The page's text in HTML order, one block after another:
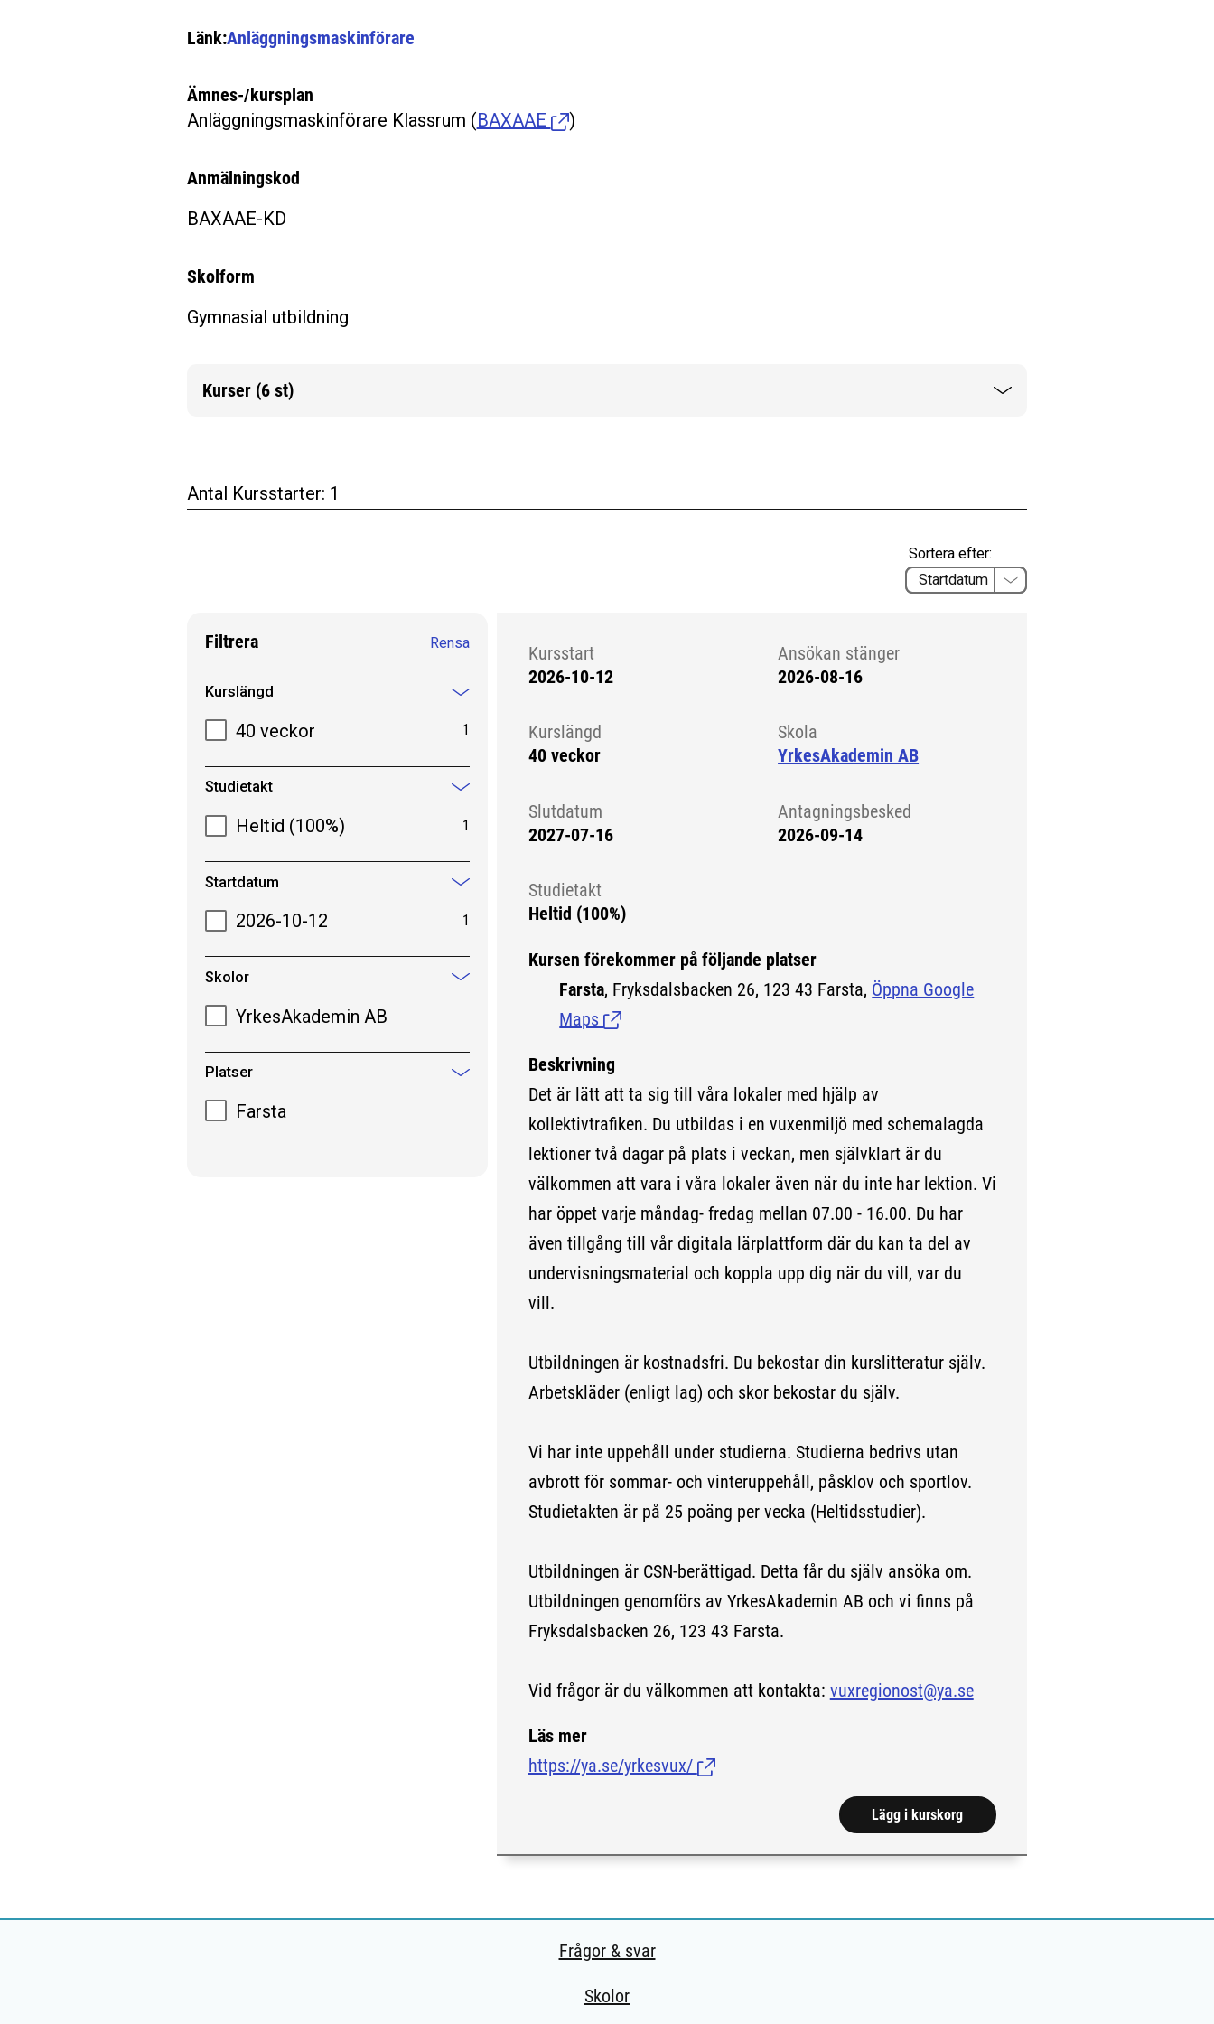
Länk:Anläggningsmaskinförare
Ämnes-/kursplan
Anläggningsmaskinförare Klassrum (BAXAAE )
Anmälningskod
BAXAAE-KD
Skolform
Gymnasial utbildning
Kurser (6 st)
Mer information
Antal Kursstarter: 1
Sortera efter:
Filtrera Rensa
Filtrera sökresultat
Kurslängd
40 veckor
1
Studietakt
Mindre information
Heltid (100%)
1
Startdatum
Mindre information
2026-10-12
1
Skolor
Mindre information
YrkesAkademin AB
Platser
Mindre information
Farsta
Kursstart
2026-10-12
Ansökan stänger
2026-08-16
Kurslängd
40 veckor
Skola
YrkesAkademin AB
Slutdatum
2027-07-16
Antagningsbesked
2026-09-14
Studietakt
Heltid (100%)
Kursen förekommer på följande platser
Farsta, Fryksdalsbacken 26, 123 43 Farsta, Öppna Google
Maps(Länk till extern sida.)
Beskrivning
Det är lätt att ta sig till våra lokaler med hjälp av
kollektivtrafiken. Du utbildas i en vuxenmiljö med schemalagda
lektioner två dagar på plats i veckan, men självklart är du
välkommen att vara i våra lokaler även när du inte har lektion. Vi
har öppet varje måndag- fredag mellan 07.00 - 16.00. Du har
även tillgång till vår digitala lärplattform där du kan ta del av
undervisningsmaterial och koppla upp dig när du vill, var du
vill.
Utbildningen är kostnadsfri. Du bekostar din kurslitteratur själv.
Arbetskläder (enligt lag) och skor bekostar du själv.
Vi har inte uppehåll under studierna. Studierna bedrivs utan
avbrott för sommar- och vinteruppehåll, påsklov och sportlov.
Studietakten är på 25 poäng per vecka (Heltidsstudier).
Utbildningen är CSN-berättigad. Detta får du själv ansöka om.
Utbildningen genomförs av YrkesAkademin AB och vi finns på
Fryksdalsbacken 26, 123 43 Farsta.
Vid frågor är du välkommen att kontakta: vuxregionost@ya.se
Läs mer
https://ya.se/yrkesvux/ (Länk till extern sida.)
Lägg i kurskorg
Frågor & svar
Skolor